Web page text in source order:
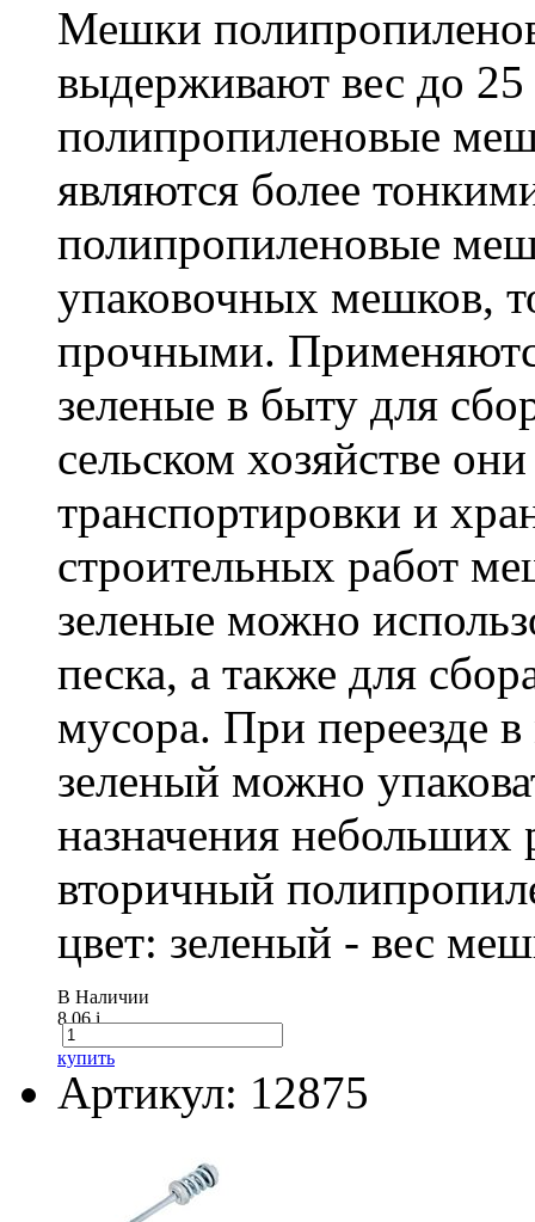
Мешки
выдерживают вес до
полипропиленовые
являются более
полипропиленовые
упаковочных мешков,
прочными.
зеленые в быту для
сельском хозяйстве
транспортировки и
строительных работ
зеленые можно
песка, а также для
мусора. При переезде
зеленый можно
назначения небольших
вторичный
цвет: зеленый - вес
В Наличии
8.06i
купить
Артикул: 12875